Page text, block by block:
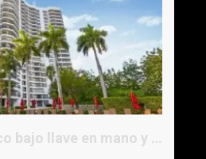
Condominio ático bajo llave en mano y completamente amueblado.